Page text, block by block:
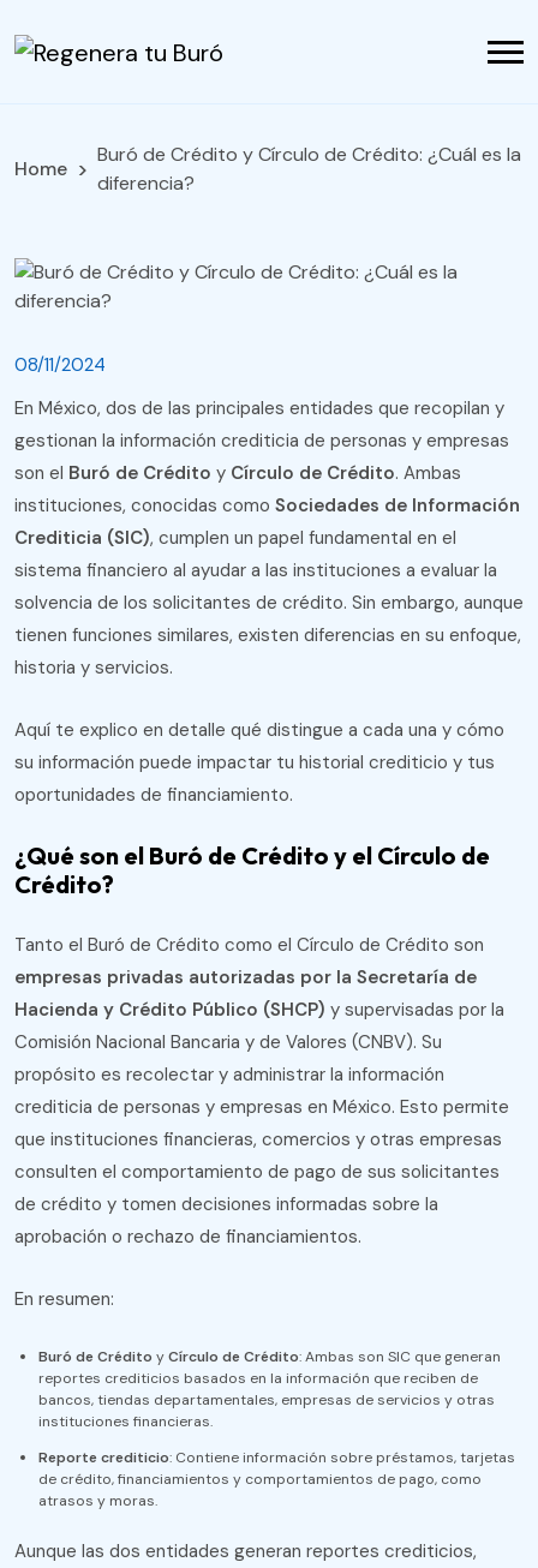
Home
Buró de Crédito y Círculo de Crédito: ¿Cuál es la
diferencia?
08/11/2024
En México, dos de las principales entidades que recopilan y
gestionan la información crediticia de personas y empresas
son el Buró de Crédito y Círculo de Crédito. Ambas
instituciones, conocidas como Sociedades de Información
Crediticia (SIC), cumplen un papel fundamental en el
sistema financiero al ayudar a las instituciones a evaluar la
solvencia de los solicitantes de crédito. Sin embargo, aunque
tienen funciones similares, existen diferencias en su enfoque,
historia y servicios.
Aquí te explico en detalle qué distingue a cada una y cómo
su información puede impactar tu historial crediticio y tus
oportunidades de financiamiento.
¿Qué son el Buró de Crédito y el Círculo de
Crédito?
Tanto el Buró de Crédito como el Círculo de Crédito son
empresas privadas autorizadas por la Secretaría de
Hacienda y Crédito Público (SHCP) y supervisadas por la
Comisión Nacional Bancaria y de Valores (CNBV). Su
propósito es recolectar y administrar la información
crediticia de personas y empresas en México. Esto permite
que instituciones financieras, comercios y otras empresas
consulten el comportamiento de pago de sus solicitantes
de crédito y tomen decisiones informadas sobre la
aprobación o rechazo de financiamientos.
En resumen:
Buró de Crédito yCírculo de Crédito: Ambas son SIC que generan
reportes crediticios basados en la información que reciben de
bancos, tiendas departamentales, empresas de servicios y otras
instituciones financieras.
Reporte crediticio: Contiene información sobre préstamos, tarjetas
de crédito, financiamientos y comportamientos de pago, como
atrasos y moras.
Aunque las dos entidades generan reportes crediticios,